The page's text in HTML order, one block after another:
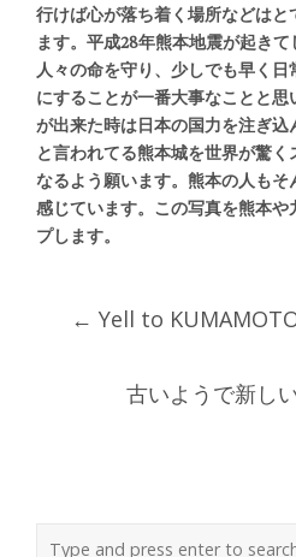
行けば心が落ち着く場所などは
ます。平成28年熊本地震が起き
人々の命を守り、少しでも早く日
にすることが一番大事なことと
が出来た時は日本の国力を注ぎ込
と言われてる熊本城を世界が驚
なるよう願います。熊本の人も
感じています。この写真を熊本
プします。
Post
navigation
← Yell to
古いようで新し